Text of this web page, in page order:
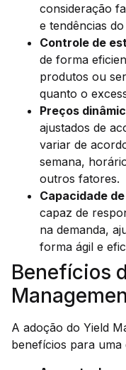
consideração
e tendências
Controle de
de forma
produtos ou
quanto o
Preços
ajustados de
variar de
semana,
outros fatores.
Capacidade
capaz de
na demanda,
forma ágil e
Benefícios
A adoção do Yield
benefícios para uma